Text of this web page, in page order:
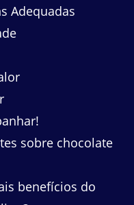
Adequadas
sobre chocolate
benefícios do